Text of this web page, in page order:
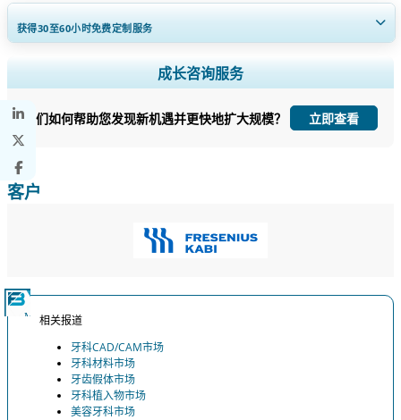
获得30至60小时免费定制服务
扩大区域和国家覆盖范围， 细分市场分析， 公司简介， 竞争基准分析，
以及最终用户洞察。
立即定制
成长咨询服务
我们如何帮助您发现新机遇并更快地扩大规模？ 立即查看
客户
相关报道
牙科CAD/CAM市场
牙科材料市场
牙齿假体市场
牙科植入物市场
美容牙科市场